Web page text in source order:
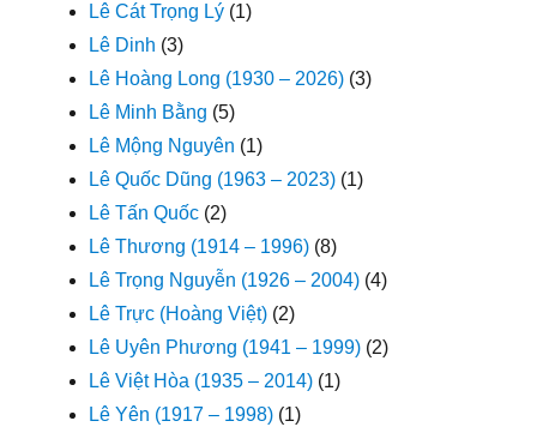
Lê Cát Trọng Lý (1)
Lê Dinh (3)
Lê Hoàng Long (1930 – 2026) (3)
Lê Minh Bằng (5)
Lê Mộng Nguyên (1)
Lê Quốc Dũng (1963 – 2023) (1)
Lê Tấn Quốc (2)
Lê Thương (1914 – 1996) (8)
Lê Trọng Nguyễn (1926 – 2004) (4)
Lê Trực (Hoàng Việt) (2)
Lê Uyên Phương (1941 – 1999) (2)
Lê Việt Hòa (1935 – 2014) (1)
Lê Yên (1917 – 1998) (1)